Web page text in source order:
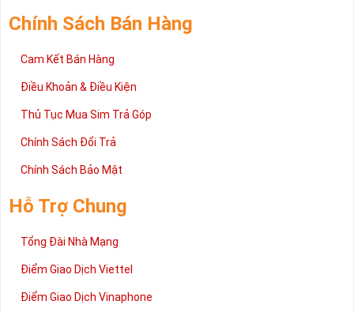
Chính Sách Bán Hàng
Cam Kết Bán Hàng
Điều Khoản & Điều Kiện
Thủ Tục Mua Sim Trả Góp
Chính Sách Đổi Trả
Chính Sách Bảo Mật
Hỗ Trợ Chung
Tổng Đài Nhà Mạng
Điểm Giao Dịch Viettel
Điểm Giao Dịch Vinaphone